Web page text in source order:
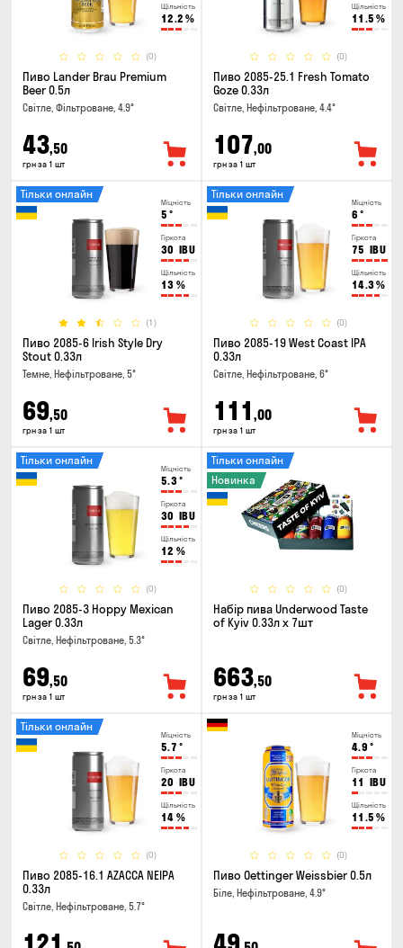
Щільність
12.2 %
(0)
Пиво Lander Brau Premium
Beer 0.5л
Світле, Фільтроване, 4.9°
43,50
грн за 1 шт
Щільність
11.5 %
(0)
Пиво 2085-25.1 Fresh Tomato
Goze 0.33л
Світле, Нефільтроване, 4.4°
107,00
грн за 1 шт
Міцність
5 °
Гіркота
30 IBU
Щільність
13 %
(1)
Тільки онлайн
Пиво 2085-6 Irish Style Dry
Stout 0.33л
Темне, Нефільтроване, 5°
69,50
грн за 1 шт
Міцність
6 °
Гіркота
75 IBU
Щільність
14.3%
(0)
Тільки онлайн
Пиво 2085-19 West Coast IPA
0.33л
Світле, Нефільтроване, 6°
111 ,00
грн за 1 шт
Міцність
5.3°
Гіркота
30 IBU
Щільність
12 %
(0)
Тільки онлайн
Пиво 2085-3 Hoppy Mexican
Lager 0.33л
Світле, Нефільтроване, 5.3°
69,50
грн за 1 шт
(0)
Тільки онлайн
Новинка
Набір пива Underwood Taste
of Kyiv 0.33л x 7шт
663,50
грн за 1 шт
Міцність
5.7 °
Гіркота
20 IBU
Щільність
14 %
(0)
Тільки онлайн
Пиво 2085-16.1 AZACCA NEIPA
0.33л
Світле, Нефільтроване, 5.7°
Міцність
4.9 °
Гіркота
11 IBU
Щільність
11.5 %
(0)
Пиво Oettinger Weissbier 0.5л
Біле, Нефільтроване, 4.9°